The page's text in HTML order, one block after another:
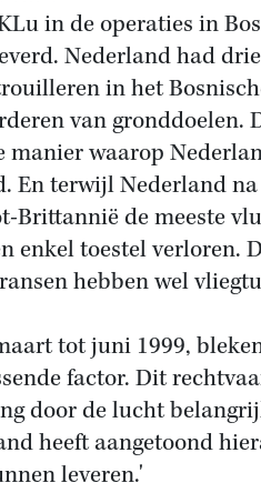
in de operaties in
Nederland had
in het
van gronddoelen.
manier waarop
En terwijl Nederland
Brittannië de meeste
enkel toestel verloren.
hebben wel
tot juni 1999,
factor. Dit
door de lucht
heeft aangetoond
leveren.'